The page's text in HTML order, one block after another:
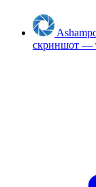
скриншот —